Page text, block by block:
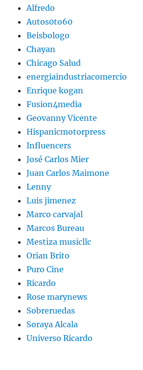
Alfredo
Autos0to60
Beisbologo
Chayan
Chicago Salud
energiaindustriacomercio
Enrique kogan
Fusion4media
Geovanny Vicente
Hispanicmotorpress
Influencers
José Carlos Mier
Juan Carlos Maimone
Lenny
Luis jimenez
Marco carvajal
Marcos Bureau
Mestiza musicllc
Orian Brito
Puro Cine
Ricardo
Rose marynews
Sobreruedas
Soraya Alcala
Universo Ricardo